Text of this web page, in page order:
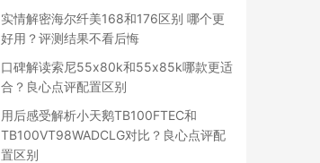
实情解密海尔纤美168和176区别 哪个更
好用？评测结果不看后悔
口碑解读索尼55x80k和55x85k哪款更适
合？良心点评配置区别
用后感受解析小天鹅TB100FTEC和
TB100VT98WADCLG对比？良心点评配
置区别